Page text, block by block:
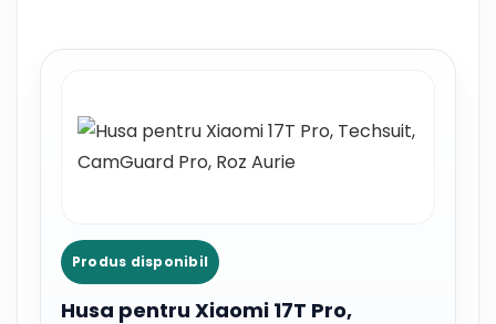
Produs disponibil
Husa pentru Xiaomi 17T Pro,